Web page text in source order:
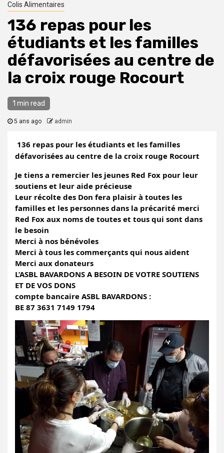
Colis Alimentaires
136 repas pour les
étudiants et les familles
défavorisées au centre de
la croix rouge Rocourt
1 min read
5 ans ago admin
136 repas pour les étudiants et les familles
défavorisées au centre de la croix rouge Rocourt
Je tiens a remercier les jeunes Red Fox pour leur
soutiens et leur aide précieuse
Leur récolte des Don fera plaisir à toutes les
familles et les personnes dans la précarité merci
Red Fox aux noms de toutes et tous qui sont dans
le besoin
Merci à nos bénévoles
Merci à tous les commerçants qui nous aident
Merci aux donateurs
L’ASBL BAVARDONS A BESOIN DE VOTRE SOUTIENS
ET DE VOS DONS
compte bancaire ASBL BAVARDONS :
BE 87 3631 7149 1794